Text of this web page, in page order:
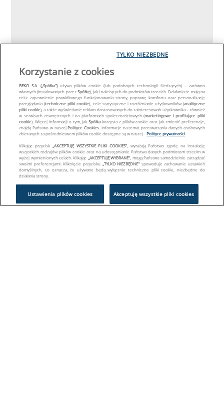
Korzystanie z cookies
BEKO S.A. („Spółka")używa plików cookie (lub podobnych technologii śledzących) – zarówno
własnych (instalowanych przezSpółkę), jak i należących do podmiotów trzecich. Działania te mają na
celu: zapewnienie prawidłowego funkcjonowania strony, poprawę komfortu oraz personalizację
przeglądania (techniczne pliki cookie), cele statystyczne i rozróżnianie użytkowników (analityczne
pliki cookie), a także wyświetlanie reklam dostosowanych do zainteresowań użytkownika – również
w serwisach zewnętrznych i na platformach społecznościowych (marketingowe i profilujące pliki
cookie). Więcej informacji o tym, jakSpółka korzysta z plików cookie oraz jak zmienić preferencje,
znajdą Państwo w naszejPolityce Cookies . Informacje na temat przetwarzania danych osobowych
zbieranych za pośrednictwem plików cookie dostępne są w naszej
Polityce prywatności
Klikając przycisk „AKCEPTUJĘ WSZYSTKIE PLIKI COOKIES" , wyrażają Państwo zgodę na instalację
wszystkich rodzajów plików cookie oraz na udostępnianie Państwa danych podmiotom trzecim w
wyżej wymienionych celach. Klikając „AKCEPTUJĘ WYBRANE" , mogą Państwo samodzielnie zarządzać
swoimi preferencjami. Kliknięcie przycisku „TYLKO NIEZBĘDNE" spowoduje zachowanie ustawień
domyślnych, co oznacza, że używane będą wyłącznie techniczne pliki cookie, niezbędne do
działania strony.
Ustawienia plików cookies Akceptuję wszystkie pliki cookies
TYLKO NIEZBĘDNE